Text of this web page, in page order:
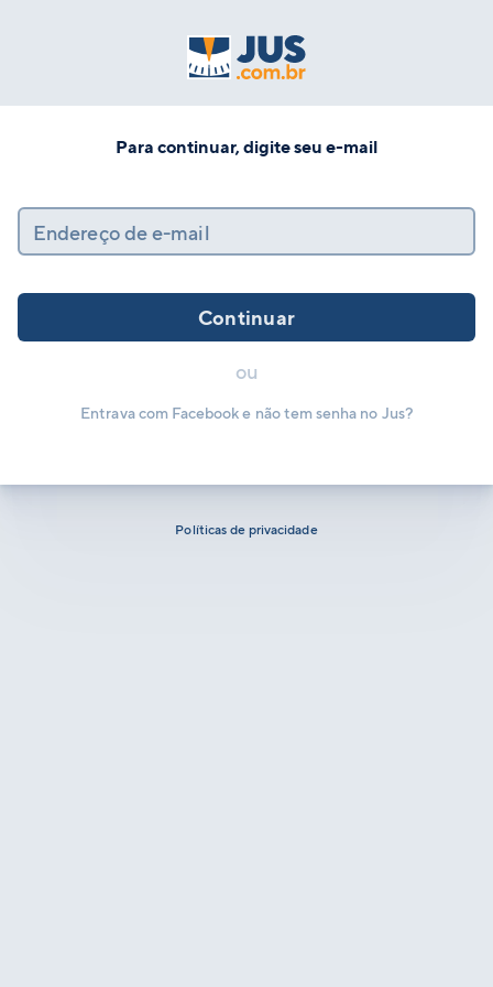
Para continuar, digite seu e-mail
Endereço de e-mail
Continuar
ou
Entrava com Facebook e não tem senha no Jus?
Políticas de privacidade